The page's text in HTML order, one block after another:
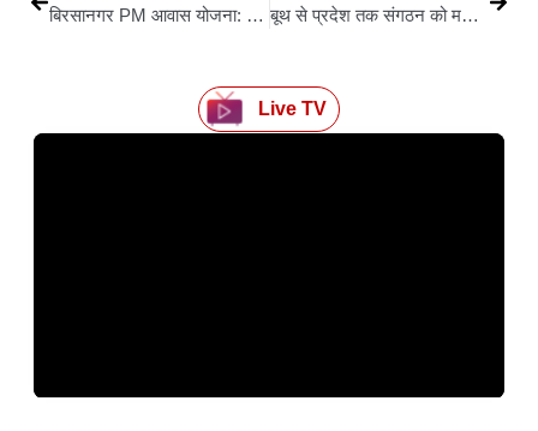
बिरसानगर PM आवास योजना: लंबे इंतजार के बाद 19 जून को लाभुकों को मिलेगी चाबी, श्रेय को लेकर सियासत तेज बूथ से प्रदेश तक संगठन को मजबूत बनाने पर भाजपा का फोकस, प्रदेश पदाधिकारियों की बैठक में संगठन विस्तार पर मंथन
Live TV